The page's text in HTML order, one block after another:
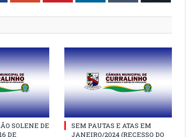
SOLENE DE
DE
SEM PAUTAS E ATAS EM
JANEIRO/2024 (RECESSO DO